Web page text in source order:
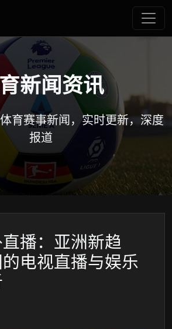
新闻资讯
育赛事新闻，实时更新，深度
报道
播：亚洲新趋
电视直播与娱乐